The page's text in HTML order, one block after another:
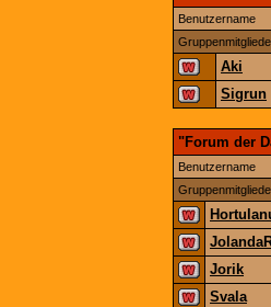
Benutzername
Aki
Sigrun
"Forum der
Benutzername
Jorik
Svala